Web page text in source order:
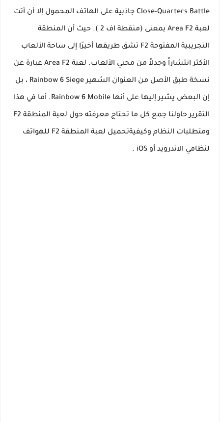
Close-Quarters Battle جاذبية على الهاتف المحمول إلا أن أتت
لعبة Area F2 بمعنى (منقطة اف 2 ). حيث أن المنطقة
التجريبية المفتوحة F2 تشق طريقها أخيرًا إلى ساحة الألعاب
الأكثر انتشاراً وجدلاً من محبي الألعاب. لعبة Area F2 عبارة عن
نسخة طبق الأصل من العنوان الشهير Rainbow 6 Siege ، بل
إن البعض يشير إليها على أنها Rainbow 6 Mobile. أما في هذا
ومتطلبات النظام وكيفيةتحميل لعبة المنطقة F2 للهواتف
لنظامي الاندرويد أو iOS .